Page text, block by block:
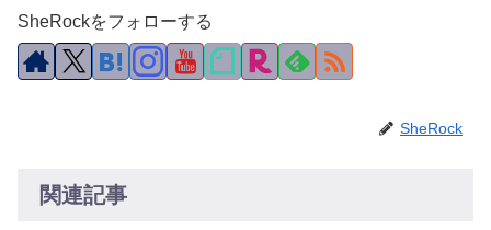
SheRockをフォローする
SheRock
関連記事